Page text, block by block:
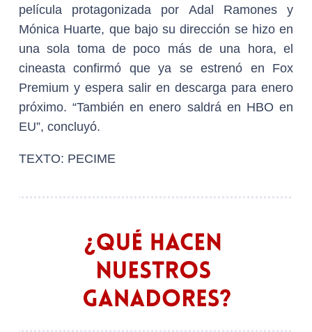
película protagonizada por Adal Ramones y
Mónica Huarte, que bajo su dirección se hizo en
una sola toma de poco más de una hora, el
cineasta confirmó que ya se estrenó en Fox
Premium y espera salir en descarga para enero
próximo. “También en enero saldrá en HBO en
EU”, concluyó.
TEXTO: PECIME